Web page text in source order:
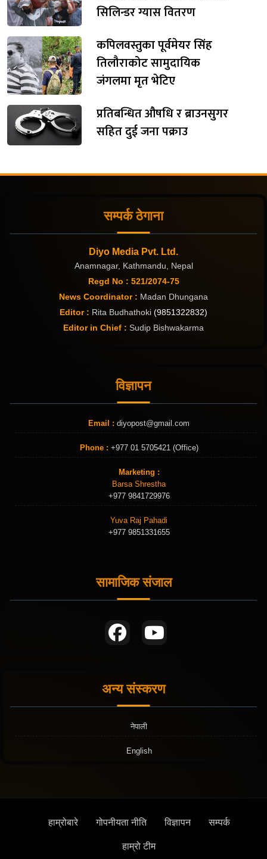
सिलिन्डर ग्यास वितरण
कपिलवस्तुका पूर्वमेयर सिंह
तिलौराकोट सामुदायिक
जंगलमा मृत भेटिए
प्रतिबन्धित औषधि र ब्राउनसुगर
सहित दुई जना पक्राउ
सम्पर्क ठेगाना
Diyo Media Pvt. Ltd.
Anamnagar, Kathmandu, Nepal
Regd No : 521/2074-75
News Coordinator : Madan Dhungana
Editor : Rita Budhathoki (9851322832)
Editor in Chief : Sudip Bishwakarma
विज्ञापन
Email : diyopost@gmail.com
Phone : +977 01 5705421 (Office)
Marketing :
Barsa Shrestha
+977 9841729976
Yuva Raj Pahadi
+977 9851331655
सामाजिक संजाल
अन्य संस्करण
नेपाली
English
हाम्रोबारे गोपनीयता नीति विज्ञापन सम्पर्क
हाम्रो टीम